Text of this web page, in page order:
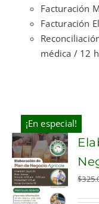
Facturación
Facturación
médica / 12
¡En especial!
ADD TO
CART
$